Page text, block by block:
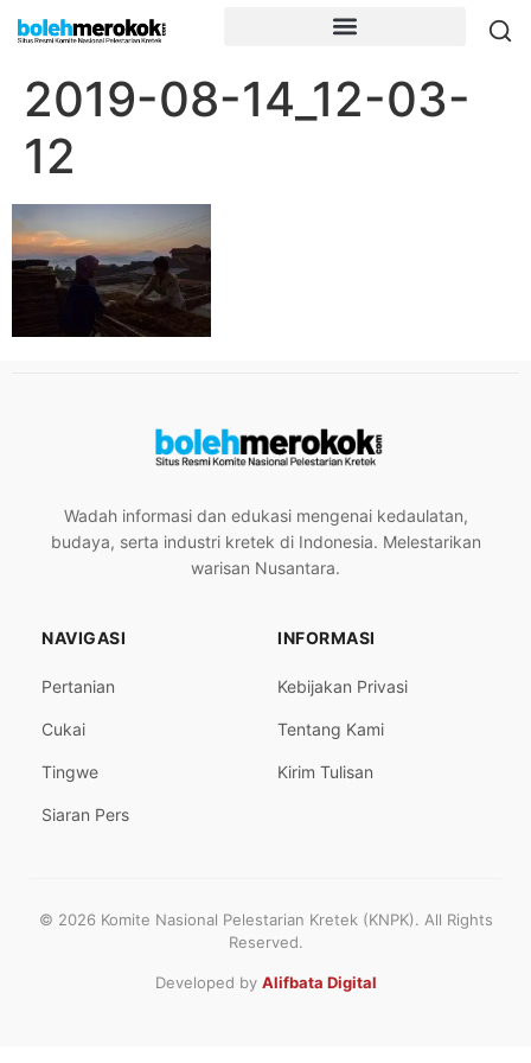
2019-08-14_12-03-
12
Wadah informasi dan edukasi mengenai kedaulatan,
budaya, serta industri kretek di Indonesia. Melestarikan
warisan Nusantara.
NAVIGASI
Pertanian
Cukai
Tingwe
Siaran Pers
INFORMASI
Kebijakan Privasi
Tentang Kami
Kirim Tulisan
© 2026 Komite Nasional Pelestarian Kretek (KNPK). All Rights
Reserved.
Developed by Alifbata Digital